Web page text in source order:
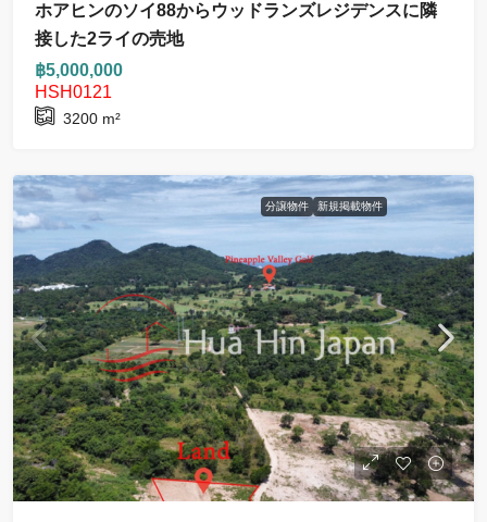
ホアヒンのソイ88からウッドランズレジデンスに隣
接した2ライの売地
฿5,000,000
HSH0121
3200 m²
分譲物件 新規掲載物件